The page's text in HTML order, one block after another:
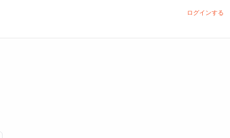
ログインする